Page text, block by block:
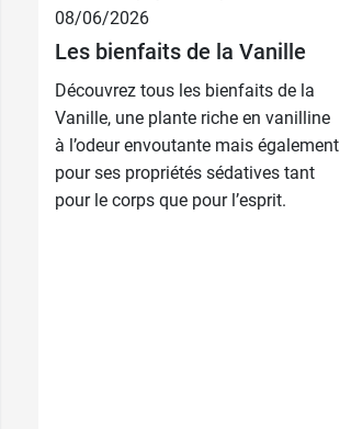
08/06/2026
Les bienfaits de la Vanille
Découvrez tous les bienfaits de la
Vanille, une plante riche en vanilline
à l’odeur envoutante mais également
pour ses propriétés sédatives tant
pour le corps que pour l’esprit.